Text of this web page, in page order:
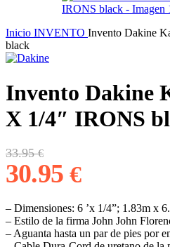
Inicio INVENTO Invento Dakine
black
Invento Dakine
X 1/4″ IRONS
33.95€
El
precio
original
30.95€
El
precio
actual
– Dimensiones: 6 ’x 1/4”; 1.83m x
– Estilo de la firma John John
– Aguanta hasta un par de pies por